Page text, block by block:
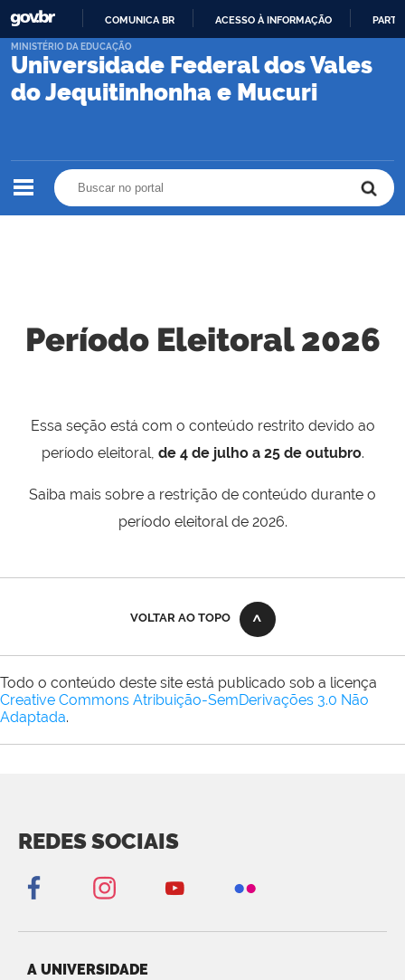
PARA
CONTEÚDO
COMUNICA BR ACESSO À INFORMAÇÃO
Universidade Federal dos Vales
do Jequitinhonha e Mucuri
MINISTÉRIO DA EDUCAÇÃO
Período Eleitoral 2026
Essa seção está com o conteúdo restrito devido ao
período eleitoral, de 4 de julho a 25 de outubro.
Saiba mais sobre a restrição de conteúdo durante o
período eleitoral de 2026.
VOLTAR AO TOPO
Todo o conteúdo deste site está publicado sob a licença
Creative Commons Atribuição-SemDerivações 3.0 Não
Adaptada.
REDES SOCIAIS
A UNIVERSIDADE